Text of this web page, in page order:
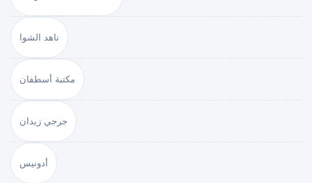
ناهد الشوا
مكتبة أسطفان
جرجي زيدان
أدونيس